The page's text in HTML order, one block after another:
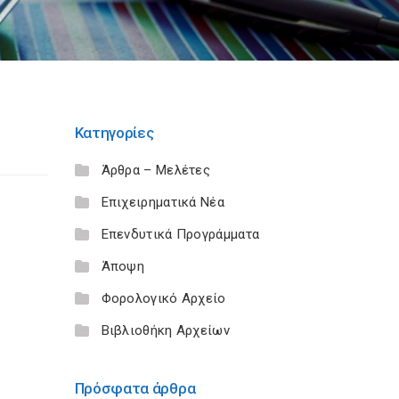
Κατηγορίες
Άρθρα – Μελέτες
Επιχειρηματικά Νέα
Επενδυτικά Προγράμματα
Άποψη
Φορολογικό Αρχείο
Βιβλιοθήκη Αρχείων
Πρόσφατα άρθρα